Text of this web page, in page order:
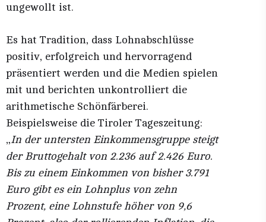
ungewollt ist.
Es hat Tradition, dass Lohnabschlüsse
positiv, erfolgreich und hervorragend
präsentiert werden und die Medien spielen
mit und berichten unkontrolliert die
arithmetische Schönfärberei.
Beispielsweise die Tiroler Tageszeitung:
„ In der untersten Einkommensgruppe steigt
der Bruttogehalt von 2.236 auf 2.426 Euro.
Bis zu einem Einkommen von bisher 3.791
Euro gibt es ein Lohnplus von zehn
Prozent, eine Lohnstufe höher von 9,6